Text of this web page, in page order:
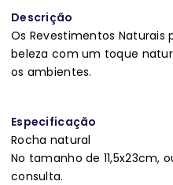
Descrição
Os Revestimentos
beleza com um toque
os ambientes.
Especificação
Rocha natural
No tamanho de 11,5x23cm,
consulta.